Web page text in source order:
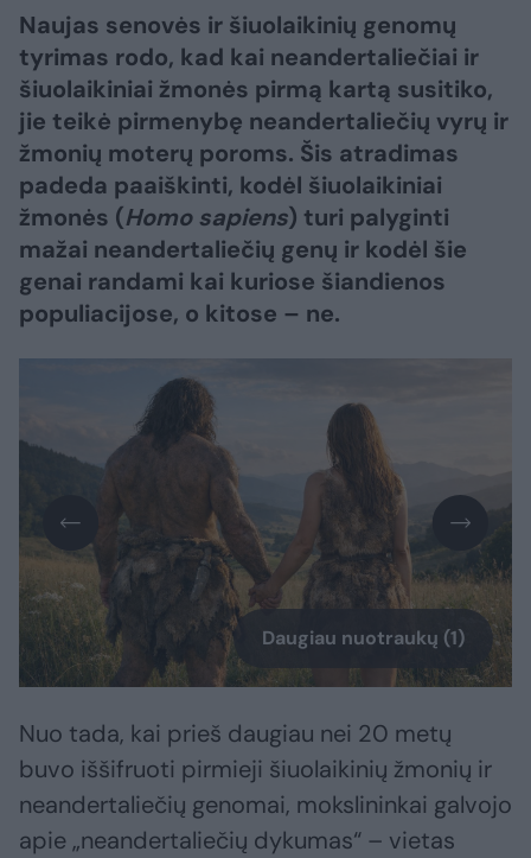
Naujas senovės ir šiuolaikinių genomų
tyrimas rodo, kad kai neandertaliečiai ir
šiuolaikiniai žmonės pirmą kartą susitiko,
jie teikė pirmenybę neandertaliečių vyrų ir
žmonių moterų poroms. Šis atradimas
padeda paaiškinti, kodėl šiuolaikiniai
žmonės (Homo sapiens) turi palyginti
mažai neandertaliečių genų ir kodėl šie
genai randami kai kuriose šiandienos
populiacijose, o kitose – ne.
Daugiau nuotraukų (1)
Nuo tada, kai prieš daugiau nei 20 metų
buvo iššifruoti pirmieji šiuolaikinių žmonių ir
neandertaliečių genomai, mokslininkai galvojo
apie „neandertaliečių dykumas“ – vietas